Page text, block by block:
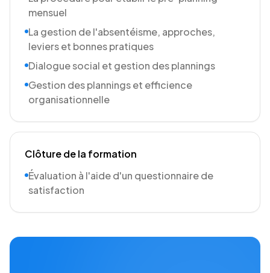
mensuel
La gestion de l'absentéisme, approches,
leviers et bonnes pratiques
Dialogue social et gestion des plannings
Gestion des plannings et efficience
organisationnelle
Clôture de la formation
Évaluation à l'aide d'un questionnaire de
satisfaction